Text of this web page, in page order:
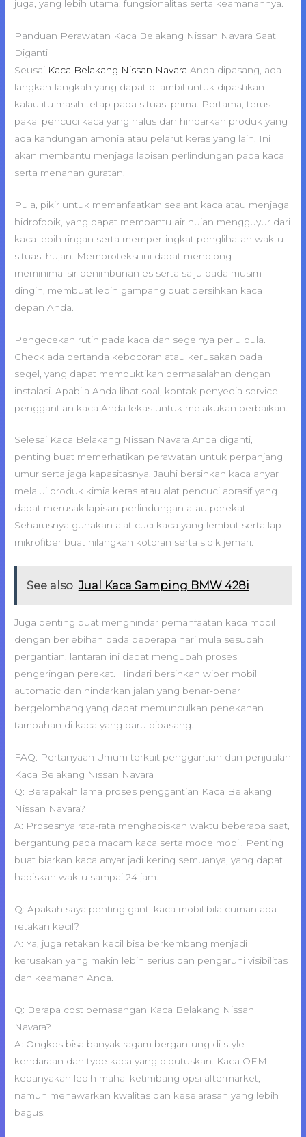
juga, yang lebih utama, fungsionalitas serta keamanannya.
Panduan Perawatan Kaca Belakang Nissan Navara Saat
Diganti
Seusai Kaca Belakang Nissan Navara Anda dipasang, ada
langkah-langkah yang dapat di ambil untuk dipastikan
kalau itu masih tetap pada situasi prima. Pertama, terus
pakai pencuci kaca yang halus dan hindarkan produk yang
ada kandungan amonia atau pelarut keras yang lain. Ini
akan membantu menjaga lapisan perlindungan pada kaca
serta menahan guratan.
Pula, pikir untuk memanfaatkan sealant kaca atau menjaga
hidrofobik, yang dapat membantu air hujan mengguyur dari
kaca lebih ringan serta mempertingkat penglihatan waktu
situasi hujan. Memproteksi ini dapat menolong
meminimalisir penimbunan es serta salju pada musim
dingin, membuat lebih gampang buat bersihkan kaca
depan Anda.
Pengecekan rutin pada kaca dan segelnya perlu pula.
Check ada pertanda kebocoran atau kerusakan pada
segel, yang dapat membuktikan permasalahan dengan
instalasi. Apabila Anda lihat soal, kontak penyedia service
penggantian kaca Anda lekas untuk melakukan perbaikan.
Selesai Kaca Belakang Nissan Navara Anda diganti,
penting buat memerhatikan perawatan untuk perpanjang
umur serta jaga kapasitasnya. Jauhi bersihkan kaca anyar
melalui produk kimia keras atau alat pencuci abrasif yang
dapat merusak lapisan perlindungan atau perekat.
Seharusnya gunakan alat cuci kaca yang lembut serta lap
mikrofiber buat hilangkan kotoran serta sidik jemari.
See also Jual Kaca Samping BMW 428i
Juga penting buat menghindar pemanfaatan kaca mobil
dengan berlebihan pada beberapa hari mula sesudah
pergantian, lantaran ini dapat mengubah proses
pengeringan perekat. Hindari bersihkan wiper mobil
automatic dan hindarkan jalan yang benar-benar
bergelombang yang dapat memunculkan penekanan
tambahan di kaca yang baru dipasang.
FAQ: Pertanyaan Umum terkait penggantian dan penjualan
Kaca Belakang Nissan Navara
Q: Berapakah lama proses penggantian Kaca Belakang
Nissan Navara?
A: Prosesnya rata-rata menghabiskan waktu beberapa saat,
bergantung pada macam kaca serta mode mobil. Penting
buat biarkan kaca anyar jadi kering semuanya, yang dapat
habiskan waktu sampai 24 jam.
Q: Apakah saya penting ganti kaca mobil bila cuman ada
retakan kecil?
A: Ya, juga retakan kecil bisa berkembang menjadi
kerusakan yang makin lebih serius dan pengaruhi visibilitas
dan keamanan Anda.
Q: Berapa cost pemasangan Kaca Belakang Nissan
Navara?
A: Ongkos bisa banyak ragam bergantung di style
kendaraan dan type kaca yang diputuskan. Kaca OEM
kebanyakan lebih mahal ketimbang opsi aftermarket,
namun menawarkan kwalitas dan keselarasan yang lebih
bagus.